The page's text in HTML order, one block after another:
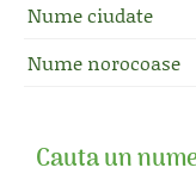
Nume ciudate
Nume norocoase
Cauta un